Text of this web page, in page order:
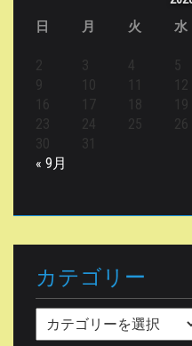
日
月 火 水
2
3 4 5
9
10 11 12
16
17 18 19
23
24 25 26
30
31
« 9月
カテゴリー
テ